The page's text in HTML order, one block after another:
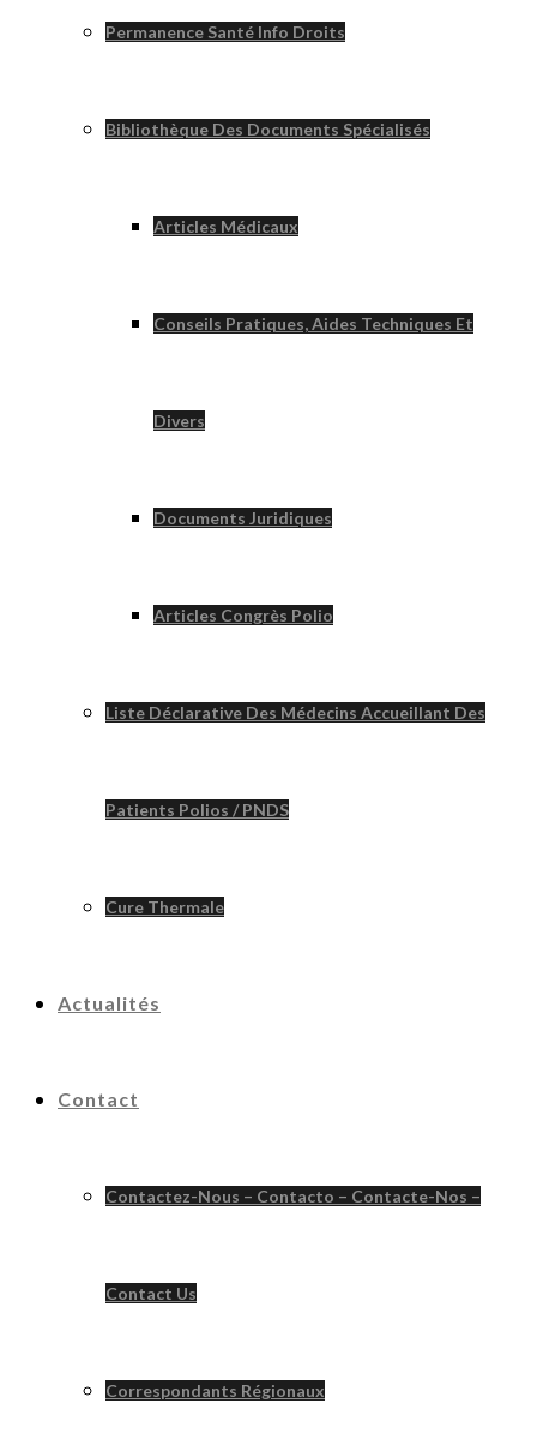
Permanence Santé Info Droits
Bibliothèque Des Documents Spécialisés
Articles Médicaux
Conseils Pratiques, Aides Techniques Et
Divers
Documents Juridiques
Articles Congrès Polio
Liste Déclarative Des Médecins Accueillant Des
Patients Polios / PNDS
Cure Thermale
Actualités
Contact
Contactez-Nous – Contacto – Contacte-Nos –
Contact Us
Correspondants Régionaux